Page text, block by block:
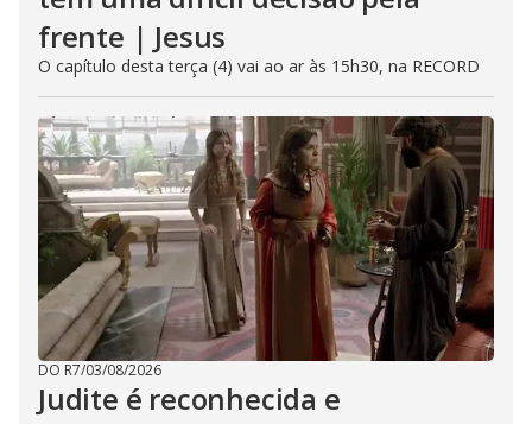
frente | Jesus
O capítulo desta terça (4) vai ao ar às 15h30, na RECORD
DO R7/03/08/2026
Judite é reconhecida e